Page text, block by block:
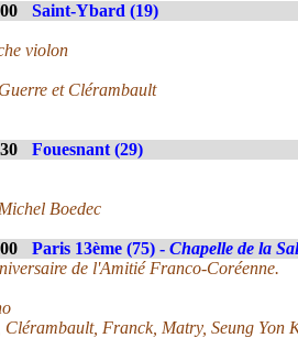
Saint-Ybard (19)
violon
et Clérambault
Fouesnant (29)
Boedec
Paris 13ème (75) - Chapelle de la
de l'Amitié Franco-Coréenne.
Clérambault, Franck, Matry, Seung Yon